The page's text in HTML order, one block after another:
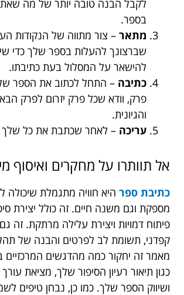
לקבל הבנה טובה יותר של מה
בספר.
מתאר – צור מתווה של הנקודות
שברצונך להעלות בספר שלך כדי
להישאר על המסלול בעת כתיבתו.
כתיבה – התחל לכתוב את הספר
פרק, וודא שכל פרק יזרום לפרק
והגיונית.
עריכה – לאחר שכתבת את כל שלך
אל תוותרו על מחקרים ואיסוף
כתיבת ספר היא חוויה מתגמלת שיכולה
מספקת וגם משנה חיים. זה כולל יצירת
פיתוח דמויות ויצירת עלילה מרתקת. זה
קפדני, תשומת לב לפרטים והבנה של
מאמר זה יחקור כמה מהדגשים המרכזיים
כגון תיאור רעיון הסיפור שלך, מציאת
ושיווק הספר שלך. כמו כן, נבחן טיפים